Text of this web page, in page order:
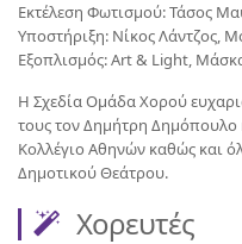
Εκτέλεση Φωτισμού: Τάσος
Υποστήριξη: Νίκος Λάντζος,
Εξοπλισμός: Art & Light,
Η Σχεδία Ομάδα Χορού
τους τον Δημήτρη Δημόπουλο
Κολλέγιο Αθηνών καθώς και
Δημοτικού Θεάτρου.
Χορευτές